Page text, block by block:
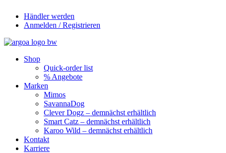
Inhalt
springen
Händler werden
Anmelden / Registrieren
Shop
Quick-order list
% Angebote
Marken
Mimos
SavannaDog
Clever Dogz – demnächst erhältlich
Smart Catz – demnächst erhältlich
Karoo Wild – demnächst erhältlich
Kontakt
Karriere